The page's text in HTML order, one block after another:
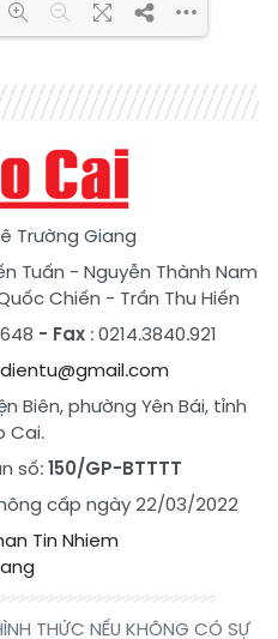
PDF 100% ...
Trường Giang
Tuấn - Nguyễn Thành Nam
Chiến - Trần Thu Hiền
- Fax : 0214.3840.921
Biên, phường Yên Bái, tỉnh
Cai.
số:150/GP-BTTTT
cấp ngày 22/03/2022
THỨC NẾU KHÔNG CÓ SỰ